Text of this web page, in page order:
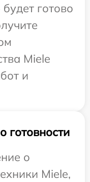
готово
Miele
и
готовности
о
Miele,